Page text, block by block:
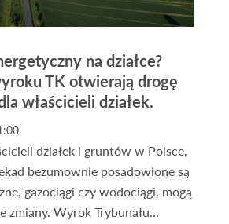
na działce?
TK otwierają drogę
właścicieli działek.
działek i gruntów w Polsce,
bezumownie posadowione są
gazociągi czy wodociągi, mogą
zmiany. Wyrok Trybunału